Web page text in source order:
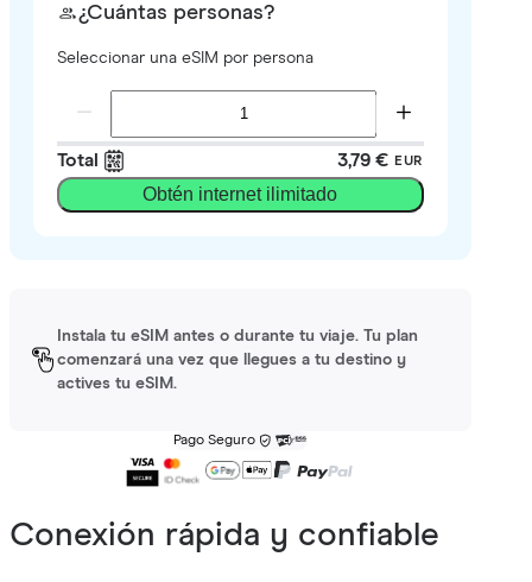
¿Cuántas personas?
Seleccionar una eSIM por persona
Total 3,79 € EUR
Obtén internet ilimitado
Instala tu eSIM antes o durante tu viaje. Tu plan
comenzará una vez que llegues a tu destino y
actives tu eSIM.
Pago Seguro
Conexión rápida y confiable